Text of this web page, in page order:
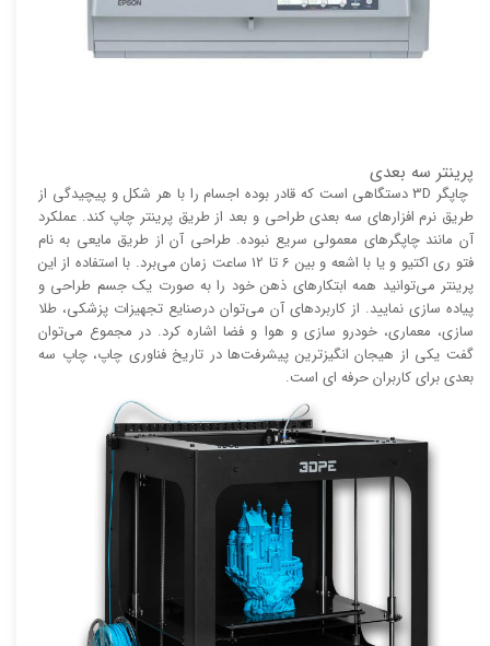
پرینتر سه بعدی
چاپگر 3D دستگاهی است که قادر بوده اجسام را با هر شکل و پیچیدگی از
طریق نرم افزار‌های سه بعدی طراحی و بعد از طریق پرینتر چاپ کند. عملکرد
آن مانند چاپگر‌های معمولی سریع نبوده. طراحی آن از طریق مایعی به نام
فتو ری اکتیو و یا با اشعه و بین 6 تا 12 ساعت زمان می‌برد. با استفاده از این
پرینتر می‌توانید همه ابتکار‌های ذهن خود را به صورت یک جسم طراحی و
پیاده سازی نمایید. از کاربرد‌های آن می‌توان درصنایع تجهیزات پزشکی، طلا
سازی، معماری، خودرو سازی و هوا و فضا اشاره کرد. در مجموع می‌توان
گفت یکی از هیجان انگیز‌‌ترین پیشرفت‌ها در تاریخ فناوری چاپ، چاپ سه
بعدی برای کاربران حرفه ای است.